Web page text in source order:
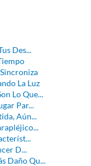
Des...
La Luz
Lo Que...
Par...
Aún...
D...
Daño Qu...